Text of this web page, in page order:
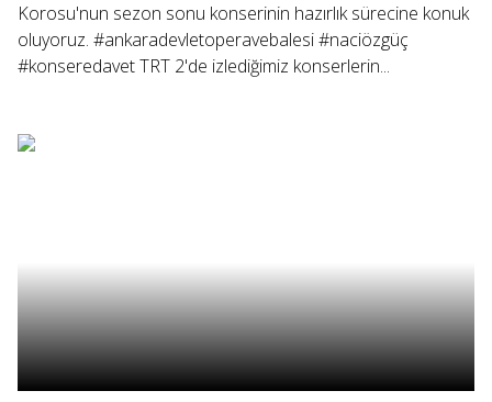
Korosu'nun sezon sonu konserinin hazırlık sürecine konuk
oluyoruz. #ankaradevletoperavebalesi #naciözgüç
#konseredavet TRT 2'de izlediğimiz konserlerin...